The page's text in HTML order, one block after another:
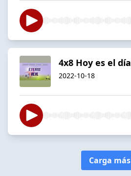
4x8 Hoy es el día
2022-10-18
Carga más